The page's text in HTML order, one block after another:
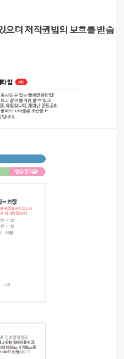
으며 저작권법의 보호를 받습